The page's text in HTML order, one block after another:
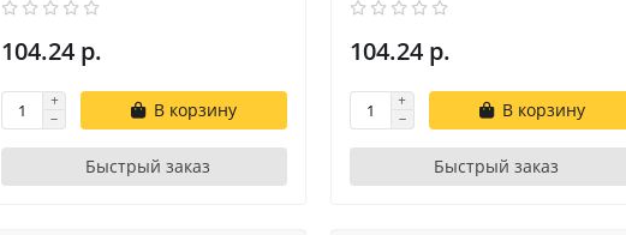
104.24 р.
В корзину
Быстрый заказ
104.24 р.
В корзину
Быстрый заказ